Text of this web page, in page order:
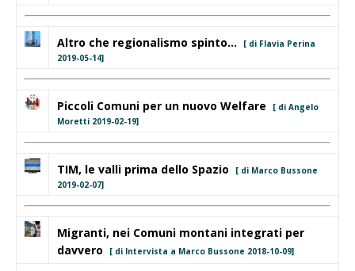
Altro che regionalismo spinto...
[ di Flavia Perina
2019-05-14]
Piccoli Comuni per un nuovo Welfare
[ di Angelo
Moretti 2019-02-19]
TIM, le valli prima dello Spazio
[ di Marco Bussone
2019-02-07]
Migranti, nei Comuni montani integrati per
davvero
[ di Intervista a Marco Bussone 2018-10-09]